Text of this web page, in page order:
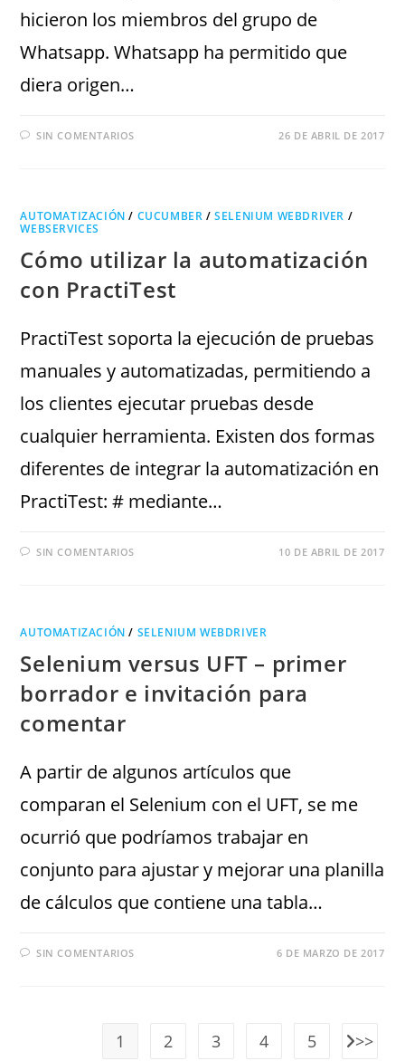
hicieron los miembros del grupo de
Whatsapp. Whatsapp ha permitido que
diera origen…
SIN COMENTARIOS 26 DE ABRIL DE 2017
AUTOMATIZACIÓN / CUCUMBER /SELENIUM WEBDRIVER /
WEBSERVICES
Cómo utilizar la automatización
con PractiTest
PractiTest soporta la ejecución de pruebas
manuales y automatizadas, permitiendo a
los clientes ejecutar pruebas desde
cualquier herramienta. Existen dos formas
diferentes de integrar la automatización en
PractiTest: # mediante…
SIN COMENTARIOS 10 DE ABRIL DE 2017
AUTOMATIZACIÓN / SELENIUM WEBDRIVER
Selenium versus UFT – primer
borrador e invitación para
comentar
A partir de algunos artículos que
comparan el Selenium con el UFT, se me
ocurrió que podríamos trabajar en
conjunto para ajustar y mejorar una planilla
de cálculos que contiene una tabla…
SIN COMENTARIOS 6 DE MARZO DE 2017
1 2 3 4 5